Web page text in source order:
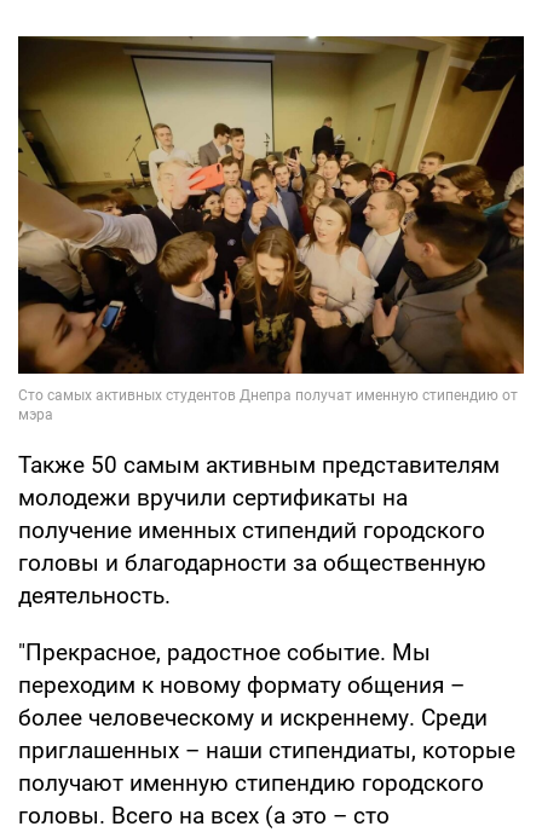
Также 50 самым активным представителям
молодежи вручили сертификаты на
получение именных стипендий городского
головы и благодарности за общественную
деятельность.
"Прекрасное, радостное событие. Мы
переходим к новому формату общения –
более человеческому и искреннему. Среди
приглашенных – наши стипендиаты, которые
получают именную стипендию городского
головы. Всего на всех (а это – сто